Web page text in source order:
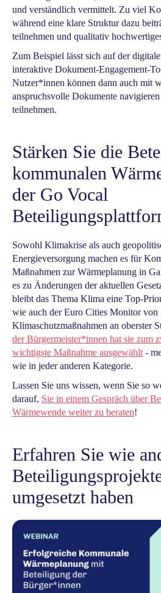
und verständlich vermittelt. Zu viel
während eine klare Struktur dazu
teilnehmen und qualitativ
Zum Beispiel lässt sich auf der
interaktive Dokument-Engagement-
Nutzer*innen können dann auch mit
anspruchsvolle Dokumente
teilnehmen.
Stärken Sie die
kommunalen
der Go Vocal
Sowohl Klimakrise als auch
Energieversorgung machen es für
Maßnahmen zur Wärmeplanung in
es zu Änderungen der aktuellen
bleibt das Thema Klima eine Top-
wie auch der Euro Cities Monitor von
Klimaschutzmaßnahmen an oberster
der Bürgermeister*innen hat sie zum
wichtigste Maßnahme ausgewählt-
wie in jeder anderen Kategorie.
Lassen Sie uns wissen, wenn Sie so
darauf, Sie in einem Gespräch über
Wärmewende weiter zu beraten!
Erfahren Sie wie
umgesetzt haben